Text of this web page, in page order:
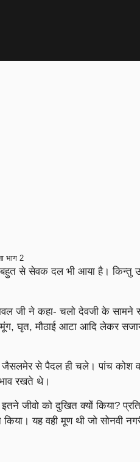
भाग 2
से सेवक दल भी आया है। किन्तु
जी ने कहा- चलो देवजी के सामने
मूंग, घृत, मौठाई आटा आदि लेकर
जैसलमेर से पैदल ही चले। पांच कोश
रखते थे।
जीवो को दुखित क्यों किया?
यह वही मूण थी जो सोनवी